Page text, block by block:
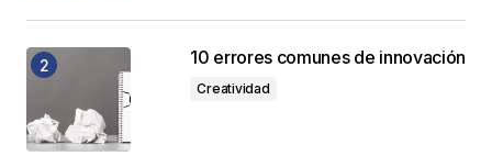
10 errores comunes de innovación
Creatividad